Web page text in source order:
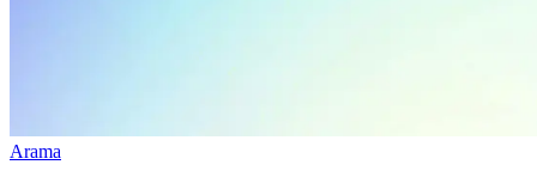
Arama